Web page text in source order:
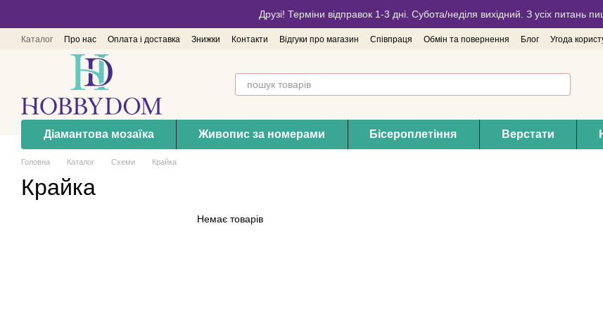
Друзі! Терміни відправок 1-3 дні. Субота/неділя вихідний. З усіх питань
Каталог Про нас Оплата і доставка Знижки Контакти Відгуки про магазин Співпраця Обмін та повернення Блог Угода
Діамантова мозаїка Живопис за номерами Бісероплетіння Верстати
Головна Каталог Схеми Крайка
Крайка
Немає товарів